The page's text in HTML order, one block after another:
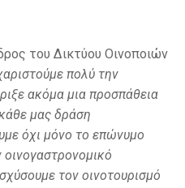
του Δικτύου Οινοποιών
πολύ την
ακόμα μια προσπάθεια
μας δράση
όχι μόνο το επώνυμο
τον οινοτουρισμό